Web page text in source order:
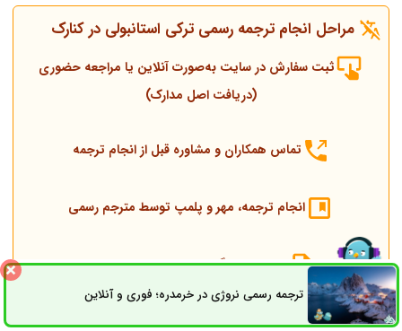
مراحل انجام ترجمه رسمی ترکی استانبولی در کنارک
ثبت سفارش در سایت به‌صورت آنلاین یا مراجعه حضوری
(دریافت اصل مدارک)
تماس همکاران و مشاوره قبل از انجام ترجمه
انجام ترجمه، مهر و پلمپ توسط مترجم رسمی
ارسال به دادگستری و وزارت امور خارجه
ارسال به کنسولگری ترکیه
ترجمه رسمی نروژی در خرمدره؛ فوری و آنلاینثبت سفارش راه های ارتباطی